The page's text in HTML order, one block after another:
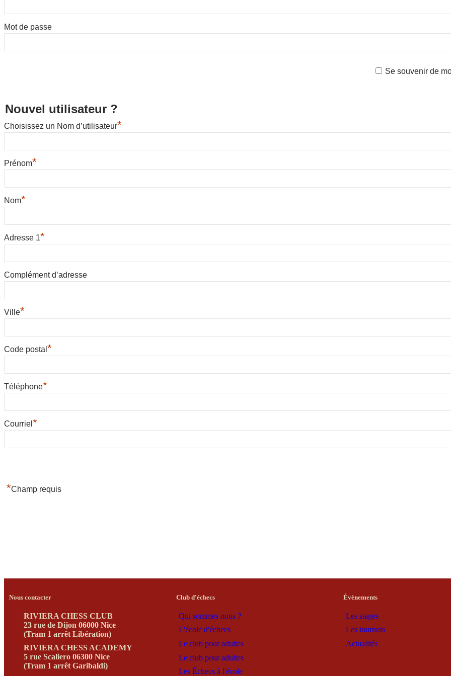
Mot de passe
Se souvenir de
Nouvel utilisateur ?
Choisissez un Nom d’utilisateur*
Prénom*
Nom*
Adresse 1*
Complément d’adresse
Ville*
Code postal *
Téléphone*
Courriel *
*Champ requis
Nous contacter
RIVIERA CHESS CLUB
23 rue de Dijon 06000 Nice
(Tram 1 arrêt Libération)
RIVIERA CHESS ACADEMY
5 rue Scaliero 06300 Nice
(Tram 1 arrêt Garibaldi)
Club d'échecs
Qui sommes nous ?
L'école d'échecs
Le club pour adultes
Le club pour adultes
Les Échecs à l'école
Évènements
Les stages
Les tournois
Actualités